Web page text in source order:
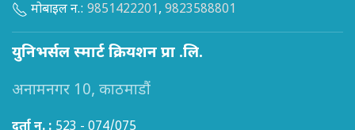
मोबाइल न.: 9851422201, 9823588801
युनिभर्सल स्मार्ट क्रियशन प्रा .लि.
अनामनगर 10, काठमाडौं